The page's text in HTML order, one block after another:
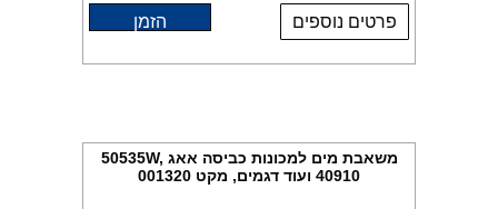
פרטים נוספים הזמן
משאבת מים למכונות כביסה אאג 50535W,
40910 ועוד דגמים, מקט 001320